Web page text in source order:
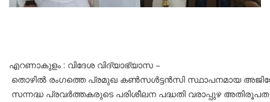
എറണാകുളം : വിദേശ വിദ്യാഭ്യാസ –
തൊഴിൽ രംഗത്തെ പ്രമുഖ കൺസൾട്ടൻസി സ്ഥാപനമായ
സന്നദ്ധ പ്രവർത്തകരുടെ പരിശീലന പദ്ധതി വരാപ്പുഴ